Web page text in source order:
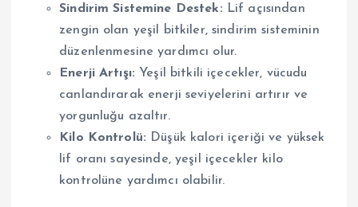
Sindirim Sistemine Destek: Lif açısından
zengin olan yeşil bitkiler, sindirim sisteminin
düzenlenmesine yardımcı olur.
Enerji Artışı: Yeşil bitkili içecekler, vücudu
canlandırarak enerji seviyelerini artırır ve
yorgunluğu azaltır.
Kilo Kontrolü: Düşük kalori içeriği ve yüksek
lif oranı sayesinde, yeşil içecekler kilo
kontrolüne yardımcı olabilir.